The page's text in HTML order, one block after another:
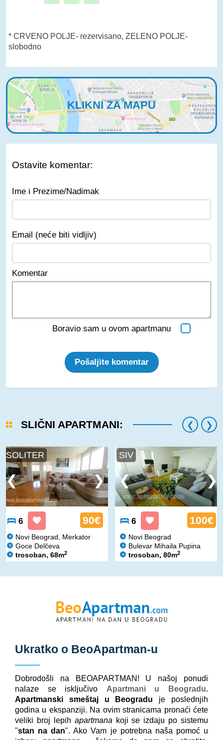
* CRVENO POLJE- rezervisano, ZELENO POLJE-
slobodno
KLIKNI ZA MAPU
Ostavite komentar:
Ime i Prezime/Nadimak
Email (neće biti vidljiv)
Komentar
Boravio sam u ovom apartmanu
Pošaljite komentar
SLIČNI APARTMANI:
SOLITER
6 90€
Novi Beograd, Merkator
Goce Delčeva
trosoban, 68m2
SIV
6 100€
Novi Beograd
Bulevar Mihaila Pupina
trosoban, 80m2
Ukratko o BeoApartman-u
Dobrodošli na BEOAPARTMAN! U našoj ponudi
nalaze se isključivo Apartmani u Beogradu.
Apartmanski smeštaj u Beogradu je poslednjih
godina u ekspanziji. Na ovim stranicama pronaći ćete
veliki broj lepih apartmana koji se izdaju po sistemu
"stan na dan". Ako Vam je potrebna naša pomoć u